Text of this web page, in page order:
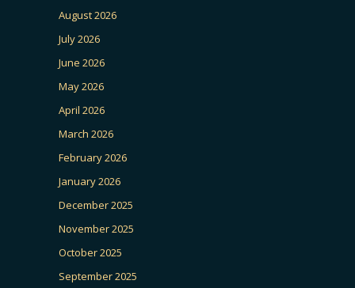
August 2026
July 2026
June 2026
May 2026
April 2026
March 2026
February 2026
January 2026
December 2025
November 2025
October 2025
September 2025